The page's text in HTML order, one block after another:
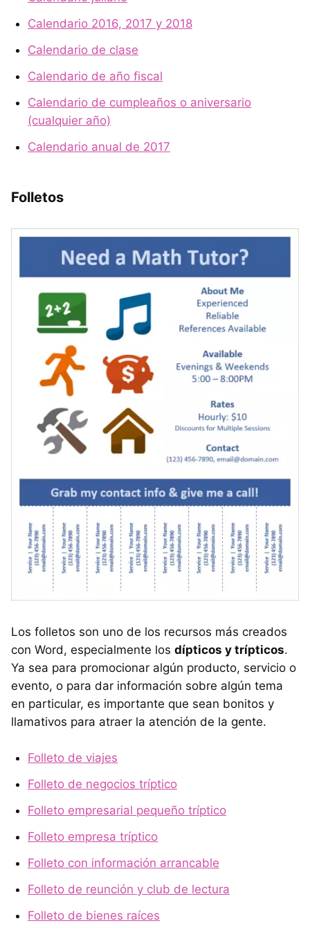
Calendario 2016, 2017 y 2018
Calendario de clase
Calendario de año fiscal
Calendario de cumpleaños o aniversario
(cualquier año)
Calendario anual de 2017
Folletos
Los folletos son uno de los recursos más creados
con Word, especialmente los dípticos y trípticos.
Ya sea para promocionar algún producto, servicio o
evento, o para dar información sobre algún tema
en particular, es importante que sean bonitos y
llamativos para atraer la atención de la gente.
Folleto de viajes
Folleto de negocios tríptico
Folleto empresarial pequeño tríptico
Folleto empresa tríptico
Folleto con información arrancable
Folleto de reunción y club de lectura
Folleto de bienes raíces